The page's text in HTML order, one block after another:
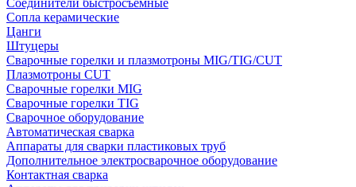
Соединители быстросъёмные
Сопла керамические
Цанги
Штуцеры
Сварочные горелки и плазмотроны MIG/TIG/CUT
Плазмотроны CUT
Сварочные горелки MIG
Сварочные горелки TIG
Сварочное оборудование
Автоматическая сварка
Аппараты для сварки пластиковых труб
Дополнительное электросварочное оборудование
Контактная сварка